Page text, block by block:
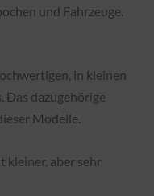
und Fahrzeuge.
in kleinen
dazugehörige
Modelle.
kleiner, aber sehr